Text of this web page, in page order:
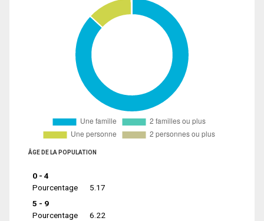
ÂGE DE LA POPULATION
0 - 4
Pourcentage
5.17
5 - 9
Pourcentage
6.22